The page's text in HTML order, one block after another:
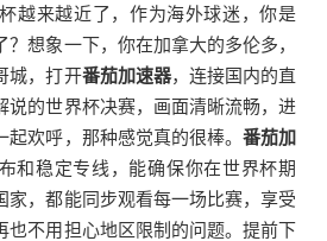
越来越近了，作为海外球迷，你是
想象一下，你在加拿大的多伦多，
城，打开番茄加速器，连接国内的直
说的世界杯决赛，画面清晰流畅，进
欢呼，那种感觉真的很棒。 番茄加
和稳定专线，能确保你在世界杯期
家，都能同步观看每一场比赛，享受
也不用担心地区限制的问题。提前下